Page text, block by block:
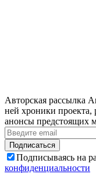
Авторская рассылка
ней хроники проекта,
анонсы предстоящих
Подписаться
Подписываясь на
конфиденциальности